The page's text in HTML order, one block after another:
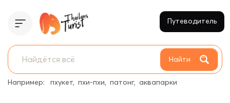
Найти
Например: пхукет пхи-пхи патонг аквапарки
Путеводитель